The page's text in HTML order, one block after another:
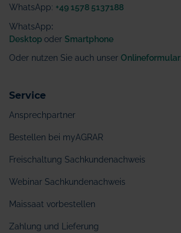
WhatsApp: +49 1578 5137188
WhatsApp:
Desktop oder Smartphone
Oder nutzen Sie auch unser Onlineformular
Service
Ansprechpartner
Bestellen bei myAGRAR
Freischaltung Sachkundenachweis
Webinar Sachkundenachweis
Maissaat vorbestellen
Zahlung und Lieferung